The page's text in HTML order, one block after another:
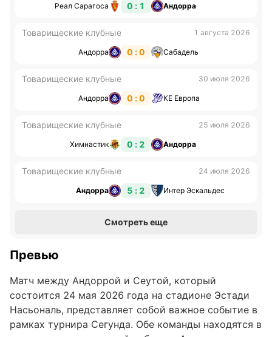
Реал Сарагоса 0 : 1 Андорра
Товарищеские клубные 1 августа 2026
Андорра 0 : 0 Сабадель
Товарищеские клубные 30 июля 2026
Андорра 0 : 0 КЕ Европа
Товарищеские клубные 25 июля 2026
Химнастик 0 : 2 Андорра
Товарищеские клубные 24 июля 2026
Андорра 5 : 2 Интер Эскальдес
Смотреть еще
Превью
Матч между Андоррой и Сеутой, который
состоится 24 мая 2026 года на стадионе Эстади
Насьональ, представляет собой важное событие в
рамках турнира Сегунда. Обе команды находятся в